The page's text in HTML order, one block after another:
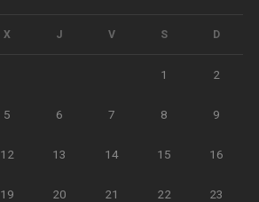
X J V S D
1 2
5 6 7 8 9
12 13 14 15 16
19 20 21 22 23